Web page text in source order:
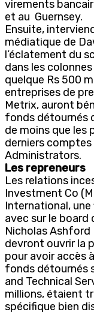
virements
et au Guernsey.
Ensuite,
médiatique de
l’éclatement du
dans les
quelque Rs 500
entreprises de
Metrix, auront
fonds détournés
de moins que les
derniers comptes
Administrators.
Les repreneurs
Les relations
Investment Co
International,
avec sur le
Nicholas
devront ouvrir la
pour avoir accès
fonds détournés
and Technical
millions, étaient
spécifique bien